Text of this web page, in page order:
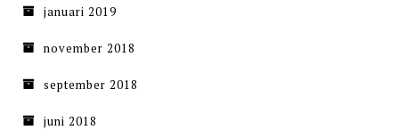
januari 2019
november 2018
september 2018
juni 2018